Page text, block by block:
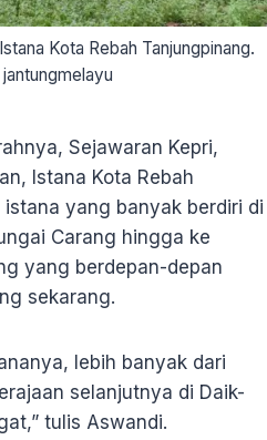
Kota Rebah Tanjungpinang.
Sejawaran Kepri,
Istana Kota Rebah
yang banyak berdiri di
Carang hingga ke
yang berdepan-depan
sekarang.
lebih banyak dari
selanjutnya di Daik-
tulis Aswandi.